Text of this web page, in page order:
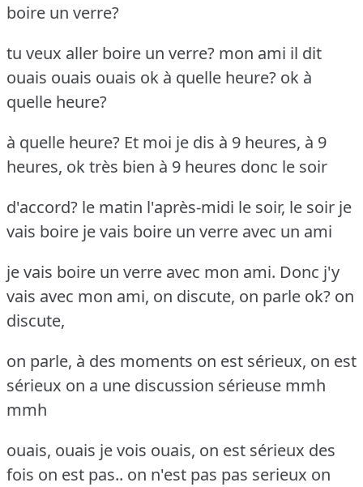
boire un verre?
tu veux aller boire un verre? mon ami il dit
ouais ouais ouais ok à quelle heure? ok à
quelle heure?
à quelle heure? Et moi je dis à 9 heures, à 9
heures, ok très bien à 9 heures donc le soir
d'accord? le matin l'après-midi le soir, le soir je
vais boire je vais boire un verre avec un ami
je vais boire un verre avec mon ami. Donc j'y
vais avec mon ami, on discute, on parle ok? on
discute,
on parle, à des moments on est sérieux, on est
sérieux on a une discussion sérieuse mmh
mmh
ouais, ouais je vois ouais, on est sérieux des
fois on est pas.. on n'est pas pas serieux on